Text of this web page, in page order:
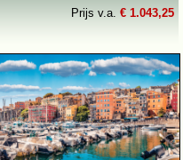
Prijs v.a. € 1.043,25